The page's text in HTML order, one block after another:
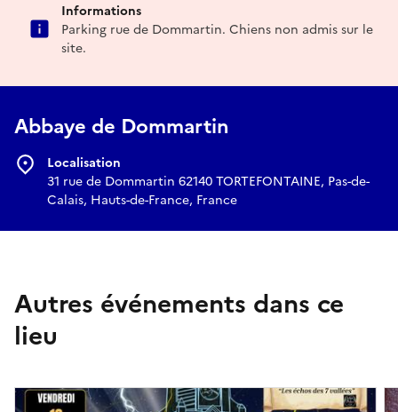
Informations
Parking rue de Dommartin. Chiens non admis sur le
site.
Abbaye de Dommartin
Localisation
31 rue de Dommartin 62140 TORTEFONTAINE, Pas-de-
Calais, Hauts-de-France, France
Autres événements dans ce
lieu